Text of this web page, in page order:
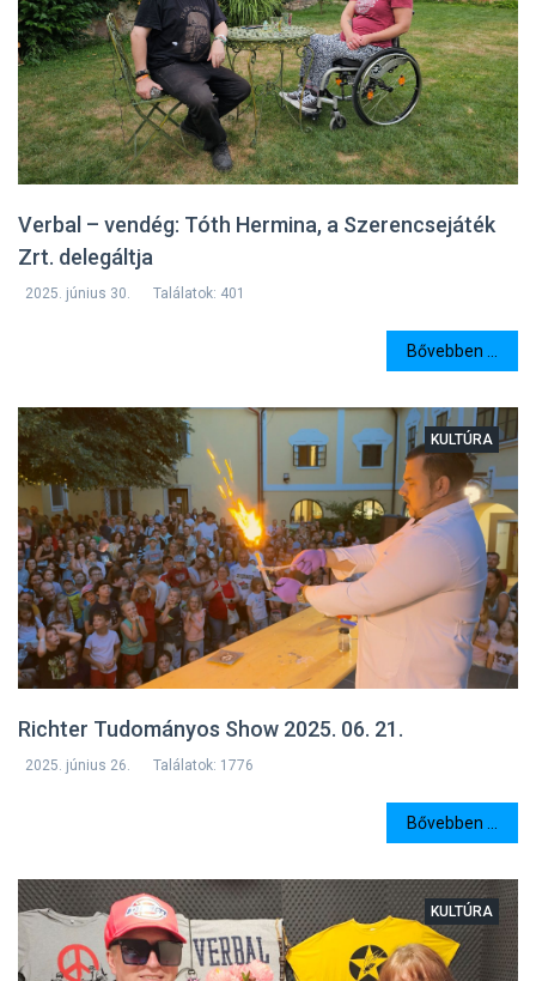
Verbal – vendég: Tóth Hermina, a Szerencsejáték
Zrt. delegáltja
2025. június 30. Találatok: 401
Bővebben ...
Richter Tudományos Show 2025. 06. 21.
KULTÚRA
2025. június 26. Találatok: 1776
Bővebben ...
KULTÚRA